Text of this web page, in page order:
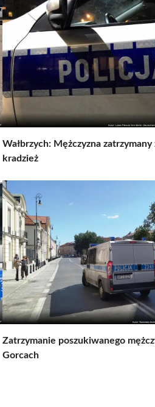
Wałbrzych: Mężczyzna zatrzymany
kradzież
Zatrzymanie poszukiwanego
Gorcach